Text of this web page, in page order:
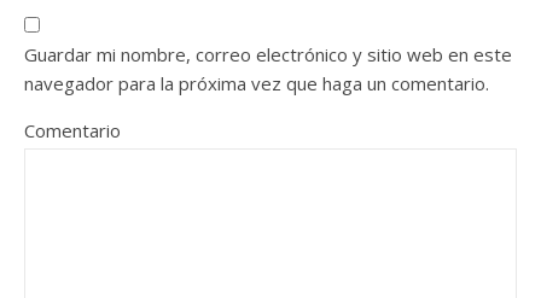
Guardar mi nombre, correo electrónico y sitio web en este
navegador para la próxima vez que haga un comentario.
Comentario